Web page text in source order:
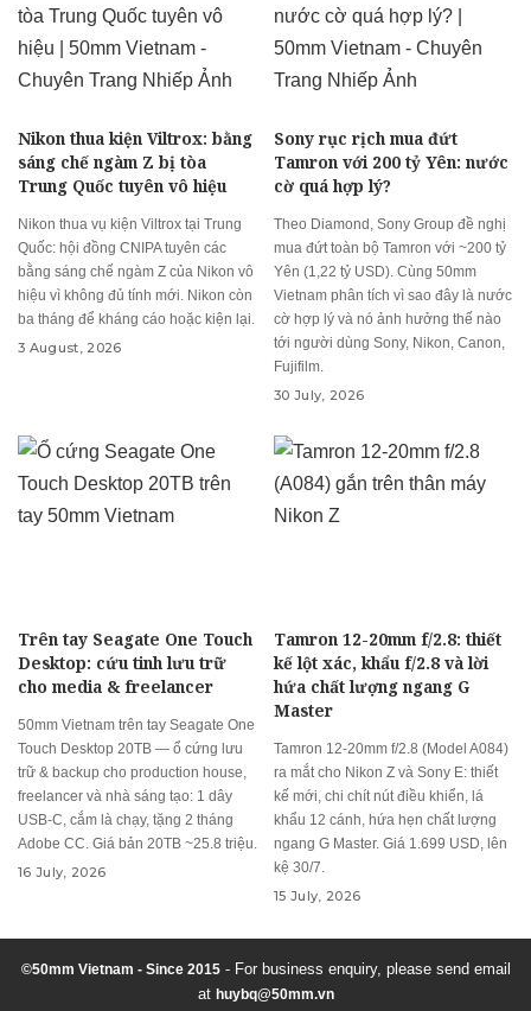
Nikon thua kiện Viltrox: bằng
sáng chế ngàm Z bị tòa
Trung Quốc tuyên vô hiệu
Nikon thua vụ kiện Viltrox tại Trung
Quốc: hội đồng CNIPA tuyên các
bằng sáng chế ngàm Z của Nikon vô
hiệu vì không đủ tính mới. Nikon còn
ba tháng để kháng cáo hoặc kiện lại.
3 August, 2026
Sony rục rịch mua đứt
Tamron với 200 tỷ Yên: nước
cờ quá hợp lý?
Theo Diamond, Sony Group đề nghị
mua đứt toàn bộ Tamron với ~200 tỷ
Yên (1,22 tỷ USD). Cùng 50mm
Vietnam phân tích vì sao đây là nước
cờ hợp lý và nó ảnh hưởng thế nào
tới người dùng Sony, Nikon, Canon,
Fujifilm.
30 July, 2026
Trên tay Seagate One Touch
Desktop: cứu tinh lưu trữ
cho media & freelancer
50mm Vietnam trên tay Seagate One
Touch Desktop 20TB — ổ cứng lưu
trữ & backup cho production house,
freelancer và nhà sáng tạo: 1 dây
USB-C, cắm là chạy, tặng 2 tháng
Adobe CC. Giá bản 20TB ~25.8 triệu.
16 July, 2026
Tamron 12-20mm f/2.8: thiết
kế lột xác, khẩu f/2.8 và lời
hứa chất lượng ngang G
Master
Tamron 12-20mm f/2.8 (Model A084)
ra mắt cho Nikon Z và Sony E: thiết
kế mới, chi chít nút điều khiển, lá
khẩu 12 cánh, hứa hẹn chất lượng
ngang G Master. Giá 1.699 USD, lên
kệ 30/7.
15 July, 2026
©50mm Vietnam - Since 2015- For business enquiry, please send email
at huybq@50mm.vn